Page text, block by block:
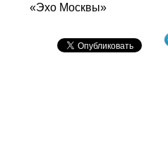
«Эхо Москвы»